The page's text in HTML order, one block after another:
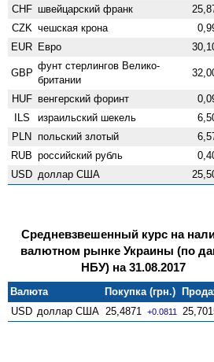
CHF швейцарский франк
CZK чешская крона
EUR Евро
GBP
фунт стерлингов Велико­
британии
HUF венгерский форинт
ILS израильский шекель
PLN польский злотый
RUB российский рубль
USD доллар США
Средневзвешенный курс на
валютном рынке Украины (по
НБУ) на 31.08.2017
Валюта Покупка (грн.)
USD доллар США 25,4871 +0.0811